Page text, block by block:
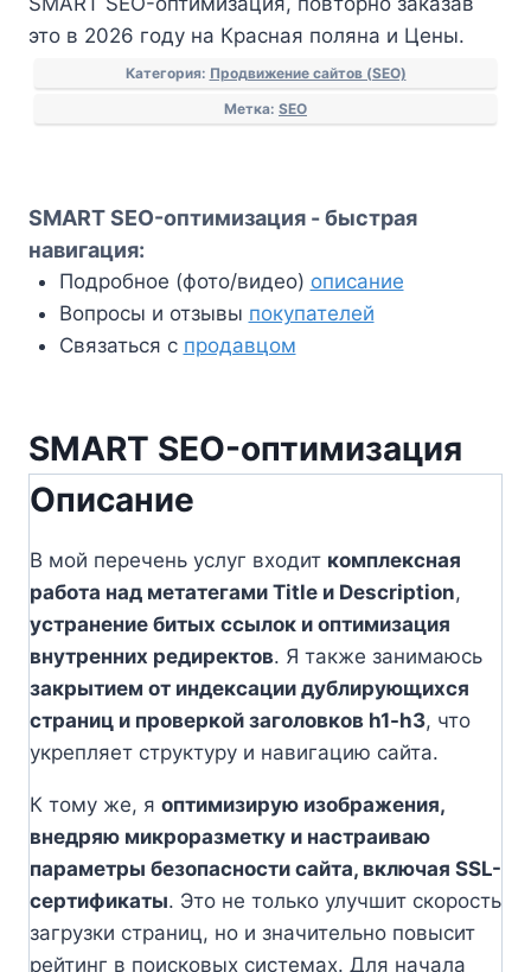
оптимизация
это в 2026 году на Красная поляна и Цены.
Категория: Продвижение сайтов (SEO)
Метка: SEO
SMART SEO-оптимизация - быстрая
навигация:
Подробное (фото/видео) описание
Вопросы и отзывы покупателей
Связаться с продавцом
SMART SEO-оптимизация
Описание
В мой перечень услуг входит комплексная
работа над метатегами Title и Description,
устранение битых ссылок и оптимизация
внутренних редиректов. Я также занимаюсь
закрытием от индексации дублирующихся
страниц и проверкой заголовков h1-h3, что
укрепляет структуру и навигацию сайта.
К тому же, я оптимизирую изображения,
внедряю микроразметку и настраиваю
параметры безопасности сайта, включая SSL-
сертификаты. Это не только улучшит скорость
загрузки страниц, но и значительно повысит
рейтинг в поисковых системах. Для начала